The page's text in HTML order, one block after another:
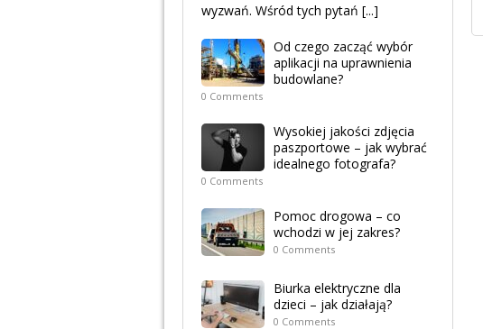
wyzwań. Wśród tych pytań [...]
Od czego zacząć wybór
aplikacji na uprawnienia
budowlane?
0 Comments
Wysokiej jakości zdjęcia
paszportowe – jak wybrać
idealnego fotografa?
0 Comments
Pomoc drogowa – co
wchodzi w jej zakres?
0 Comments
Biurka elektryczne dla
dzieci – jak działają?
0 Comments